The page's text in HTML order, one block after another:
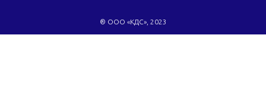
® ООО «КДС», 2023